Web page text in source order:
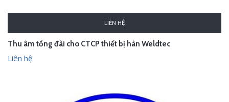
LIÊN HỆ
Thu âm tổng đài cho CTCP thiết bị hàn Weldtec
Liên hệ